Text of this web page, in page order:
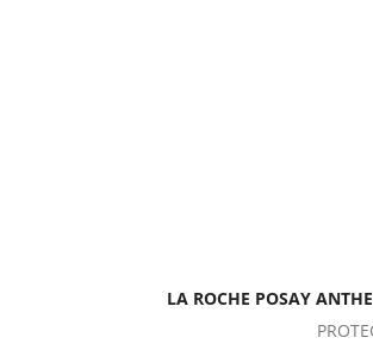
LA ROCHE POSAY